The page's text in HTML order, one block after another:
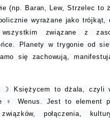
(np. Baran, Lew, Strzelec to
wyrażane jako trójkąt,
związane z
Planety w trygonie od
się zachowują,
☽ Księżycem to dżala, czyli
♀ Wenus. Jest to element
połączenia,